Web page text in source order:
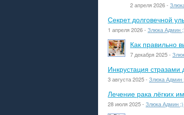
2 апреля 2026 -
Секрет долговечной
1 апреля 2026 - Злюка Админ
Как правильно
7 декабря 2025 -
Инкрустация
3 августа 2025 - Злюка Админ
Лечение рака лёгких
28 июля 2025 - Злюка Админ ;)